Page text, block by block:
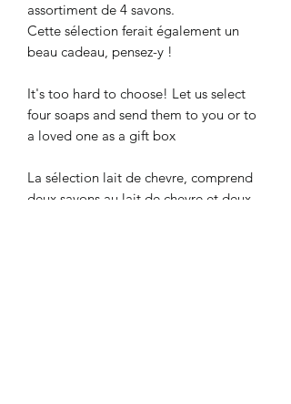
assortiment de 4 savons.
Cette sélection ferait également un
beau cadeau, pensez-y !
It's too hard to choose! Let us select
four soaps and send them to you or to
a loved one as a gift box
La sélection lait de chevre, comprend
deux savons au lait de chevre et deux